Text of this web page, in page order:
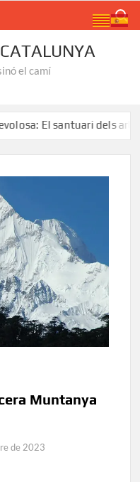
el camí
El santuari dels arbres
Muntanya
de 2023